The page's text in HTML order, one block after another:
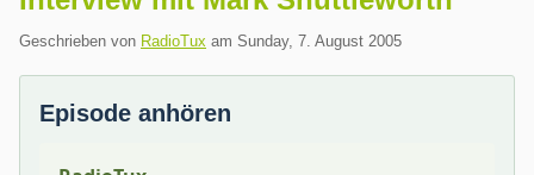
Geschrieben von RadioTux am Sunday, 7. August 2005
Episode anhören